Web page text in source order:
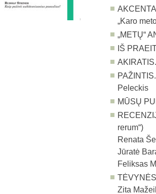
„Karo
„METŲ“
IŠ
AKIRATIS.
PAŽINTIS.
Peleckis
MŪSŲ
rerum“)
Renata
Jūratė
Feliksas
Zita